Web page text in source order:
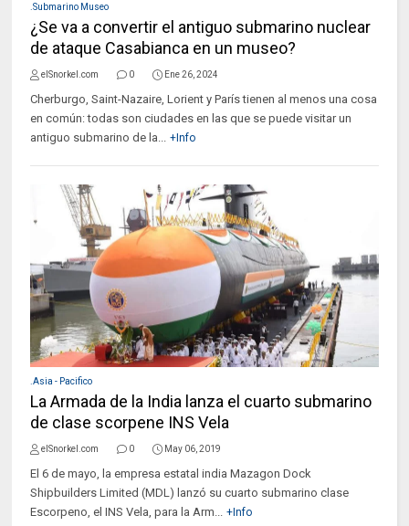
.Submarino Museo
¿Se va a convertir el antiguo submarino nuclear
de ataque Casabianca en un museo?
elSnorkel.com 0 Ene 26, 2024
Cherburgo, Saint-Nazaire, Lorient y París tienen al menos una cosa
en común: todas son ciudades en las que se puede visitar un
antiguo submarino de la... +Info
.Asia - Pacifico
La Armada de la India lanza el cuarto submarino
de clase scorpene INS Vela
elSnorkel.com 0 May 06, 2019
El 6 de mayo, la empresa estatal india Mazagon Dock
Shipbuilders Limited (MDL) lanzó su cuarto submarino clase
Escorpeno, el INS Vela, para la Arm... +Info